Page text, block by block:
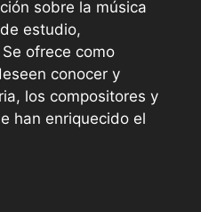
sobre la música
estudio,
ofrece como
conocer y
los compositores y
han enriquecido el